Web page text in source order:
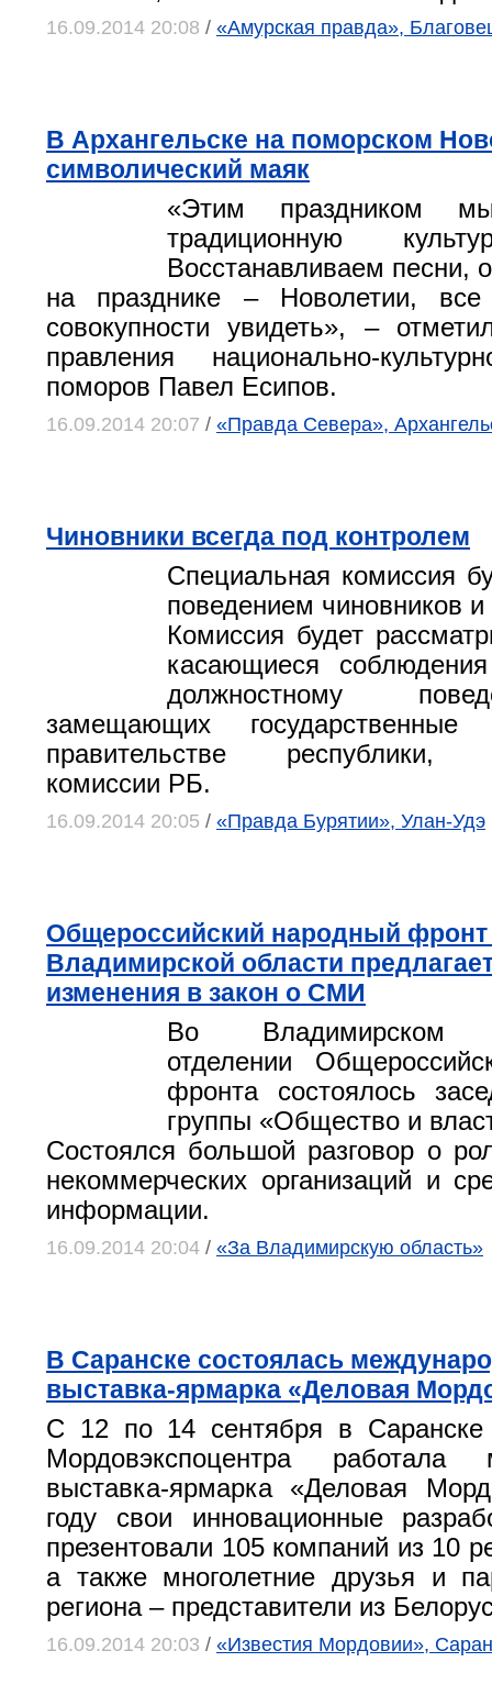
16.09.2014 20:08 / «Амурская правда»,
В Архангельске на поморском
символический маяк
«Этим праздником
традиционную
Восстанавливаем песни,
на празднике – Новолетии,
совокупности увидеть», –
правления национально-
поморов Павел Есипов.
16.09.2014 20:07 / «Правда Севера»,
Чиновники всегда под контролем
Специальная комиссия
поведением чиновников
Комиссия будет
касающиеся
должностному
замещающих
правительстве республики,
комиссии РБ.
16.09.2014 20:05 / «Правда Бурятии», Улан-Удэ
Общероссийский народный фронт
Владимирской области
изменения в закон о СМИ
Во Владимирском
отделении
фронта состоялось
группы «Общество и
Состоялся большой разговор о
некоммерческих организаций и
информации.
16.09.2014 20:04 / «За Владимирскую область»
В Саранске состоялась
выставка-ярмарка «Деловая
С 12 по 14 сентября в Саранске
Мордовэкспоцентра работала
выставка-ярмарка «Деловая
году свои инновационные
презентовали 105 компаний из 10
а также многолетние друзья и
региона – представители из
16.09.2014 20:03 / «Известия Мордовии»,